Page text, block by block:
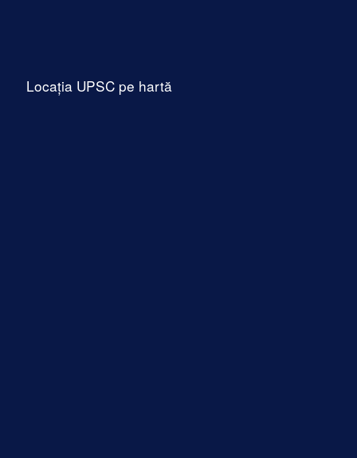
Locația UPSC pe hartă